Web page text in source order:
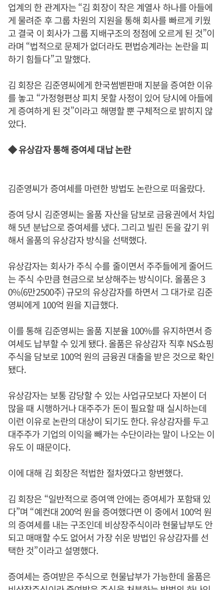
업계의 한 관계자는 “김 회장이 작은 계열사 하나를 아들에
게 물려준 후 그룹 차원의 지원을 통해 회사를 빠르게 키웠
고 결국 이 회사가 그룹 지배구조의 정점에 오르게 된 것”이
라며 “법적으로 문제가 없더라도 편법승계라는 논란을 피
하기 힘들다”고 말했다.
김 회장은 김준영씨에게 한국썸벧판매 지분을 증여한 이유
를 놓고 “가정형편상 피치 못할 사정이 있어 당시에 아들에
게 증여하게 된 것”이라고 해명할 뿐 구체적으로 밝히지 않
았다.
◆ 유상감자 통해 증여세 대납 논란
김준영씨가 증여세를 마련한 방법도 논란으로 떠올랐다.
증여 당시 김준영씨는 올품 자산을 담보로 금융권에서 차입
해 5년 분납으로 증여세를 냈다. 그리고 빌린 돈을 갚기 위
해서 올품의 유상감자 방식을 선택했다.
유상감자는 회사가 주식 수를 줄이면서 주주들에게 줄어드
는 주식 수만큼 현금으로 보상해주는 방식이다. 올품은 3
0%(6만2500주) 규모의 유상감자를 하면서 그 대가로 김준
영씨에게 100억 원을 지급했다.
이를 통해 김준영씨는 올품 지분율 100%를 유지하면서 증
여세도 납부할 수 있게 됐다. 올품은 유상감자 직후 NS쇼핑
주식을 담보로 100억 원의 금융권 대출을 받은 것으로 확인
됐다.
유상감자는 보통 감당할 수 있는 사업규모보다 자본이 더
많을 때 시행하거나 대주주가 돈이 필요할 때 실시하는데
이런 이유로 논란의 대상이 되기도 한다. 유상감자를 두고
대주주가 기업의 이익을 빼가는 수단이라는 말이 나오는 이
유도 이 때문이다.
이에 대해 김 회장은 적법한 절차였다고 항변했다.
김 회장은 “일반적으로 증여액 안에는 증여세가 포함돼 있
다”며 “예컨대 200억 원을 증여했다면 이 중에서 100억 원
의 증여세를 내는 구조인데 비상장주식이라 현물납부도 안
되고 매매할 수도 없어서 가장 쉬운 방법인 유상감자를 선
택한 것”이라고 설명했다.
증여세는 증여받은 주식으로 현물납부가 가능한데 올품은